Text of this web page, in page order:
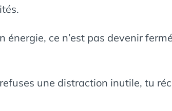
énergie, ce n’est pas devenir
une distraction inutile, tu